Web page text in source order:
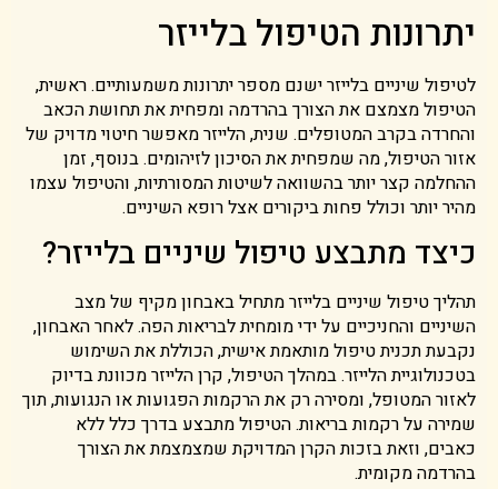
יתרונות הטיפול בלייזר
לטיפול שיניים בלייזר ישנם מספר יתרונות משמעותיים. ראשית,
הטיפול מצמצם את הצורך בהרדמה ומפחית את תחושת הכאב
והחרדה בקרב המטופלים. שנית, הלייזר מאפשר חיטוי מדויק של
אזור הטיפול, מה שמפחית את הסיכון לזיהומים. בנוסף, זמן
ההחלמה קצר יותר בהשוואה לשיטות המסורתיות, והטיפול עצמו
מהיר יותר וכולל פחות ביקורים אצל רופא השיניים.
כיצד מתבצע טיפול שיניים בלייזר?
תהליך טיפול שיניים בלייזר מתחיל באבחון מקיף של מצב
השיניים והחניכיים על ידי מומחית לבריאות הפה. לאחר האבחון,
נקבעת תכנית טיפול מותאמת אישית, הכוללת את השימוש
בטכנולוגיית הלייזר. במהלך הטיפול, קרן הלייזר מכוונת בדיוק
לאזור המטופל, ומסירה רק את הרקמות הפגועות או הנגועות, תוך
שמירה על רקמות בריאות. הטיפול מתבצע בדרך כלל ללא
כאבים, וזאת בזכות הקרן המדויקת שמצמצמת את הצורך
בהרדמה מקומית.